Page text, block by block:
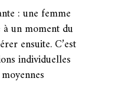
: une femme
un moment du
ensuite. C’est
individuelles